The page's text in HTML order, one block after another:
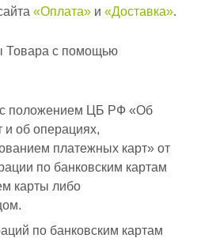
«Оплата» и «Доставка».
Товара с помощью
с положением ЦБ РФ «Об
и об операциях,
платежных карт» от
по банковским картам
карты либо
по банковским картам